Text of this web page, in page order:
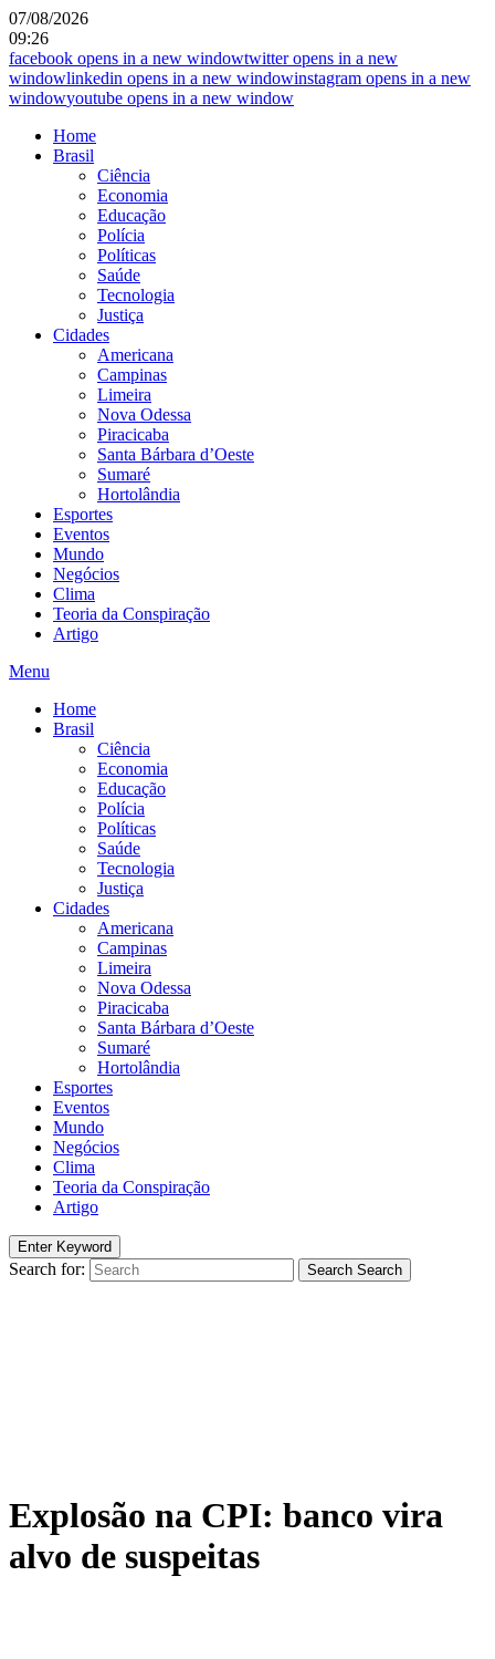
07/08/2026
09:26
facebook opens in a new windowtwitteropens in a new
windowlinkedin opens in a new windowinstagram opens in a new
windowyoutube opens in a new window
Home
Brasil
Ciência
Economia
Educação
Polícia
Políticas
Saúde
Tecnologia
Justiça
Cidades
Americana
Campinas
Limeira
Nova Odessa
Piracicaba
Santa Bárbara d’Oeste
Sumaré
Hortolândia
Esportes
Eventos
Mundo
Negócios
Clima
Teoria da Conspiração
Artigo
Menu
Home
Brasil
Ciência
Economia
Educação
Polícia
Políticas
Saúde
Tecnologia
Justiça
Cidades
Americana
Campinas
Limeira
Nova Odessa
Piracicaba
Santa Bárbara d’Oeste
Sumaré
Hortolândia
Esportes
Eventos
Mundo
Negócios
Clima
Teoria da Conspiração
Artigo
Enter Keyword
Search for: Search Search
Explosão na CPI: banco vira
alvo de suspeitas